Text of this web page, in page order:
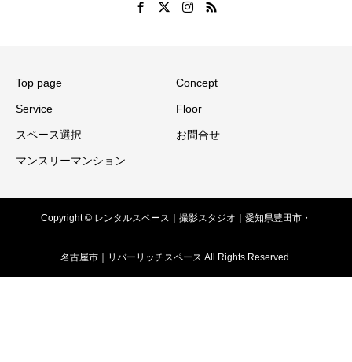
Top page Concept
Service Floor
スペース選択 お問合せ
マンスリーマンション
Copyright © レンタルスペース｜撮影スタジオ｜愛知県豊田市・
名古屋市｜リバーリッチスペース All Rights Reserved.